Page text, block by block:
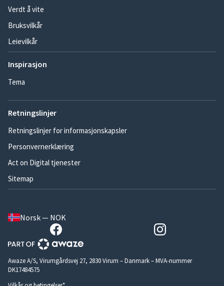
Verdt å vite
Bruksvilkår
Leievilkår
Inspirasjon
Tema
Retningslinjer
Retningslinjer for informasjonskapsler
Personvernerklæring
Act on Digital tjenester
Sitemap
Norsk — NOK
Awaze A/S, Virumgårdsvej 27, 2830 Virum – Danmark – MVA-nummer
DK17484575